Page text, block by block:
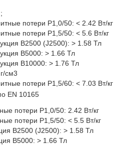
;
потери P1,0/50: < 2.42 Вт/кг
потери P1,5/50: < 5.6 Вт/кг
B2500 (J2500): > 1.58 Тл
B5000: > 1.66 Тл
B10000: > 1.76 Тл
см3
потери
EN 10165
потери P1,0/50: 2.42 Вт/кг
потери P1,5/50: < 5.5 Вт/кг
B2500 (J2500): > 1.58 Тл
B5000: > 1.66 Тл